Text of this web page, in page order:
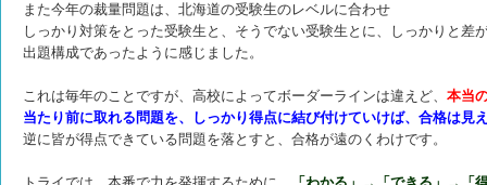
また今年の裁量問題は、北海道の受験生のレベルに合わせ
しっかり対策をとった受験生と、そうでない受験生とに、しっかりと差
出題構成であったように感じました。
これは毎年のことですが、高校によってボーダーラインは違えど、 本当
当たり前に取れる問題を、しっかり得点に結び付けていけば、合格は見
逆に皆が得点できている問題を落とすと、合格が遠のくわけです。